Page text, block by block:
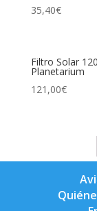
35,40€
Filtro Solar
Planetarium
121,00€